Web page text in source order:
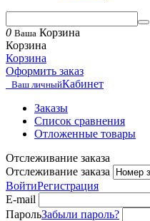
0 Ваша Корзина
Корзина
Корзина
Оформить заказ
Ваш личныйКабинет
Заказы
Список сравнения
Отложенные товары
Отслеживание заказа
Отслеживание заказа
ВойтиРегистрация
E-mail
ПарольЗабыли пароль?